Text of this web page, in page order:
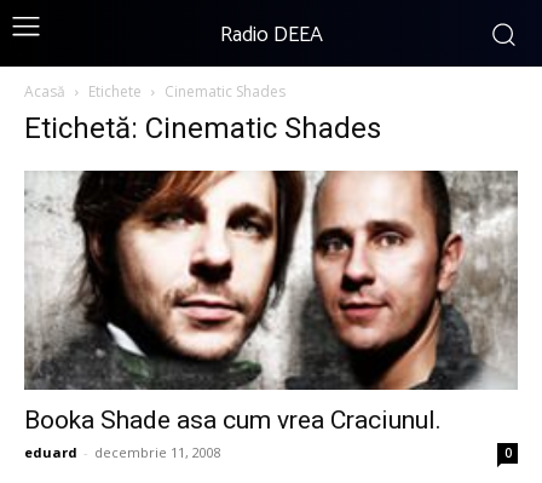
Radio DEEA
Acasă Etichete Cinematic Shades
Etichetă: Cinematic Shades
Booka Shade asa cum vrea Craciunul.
eduard - decembrie 11, 2008 0